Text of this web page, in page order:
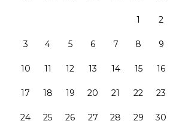
1 2
3 4 5 6 7 8 9
10 11 12 13 14 15 16
17 18 19 20 21 22 23
24 25 26 27 28 29 30